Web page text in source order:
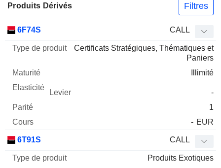
Produits Dérivés Filtres
Mnemo Type produit Maturité Elasticité Levier Parité
6F74S CALL
Certificats Stratégiques, Thématiques et
Paniers
Illimité
-
1
- EUR
6T91S CALL
Produits Exotiques